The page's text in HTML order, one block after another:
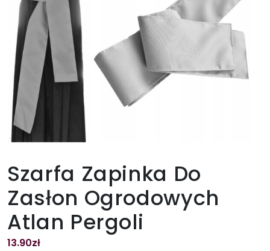
Szarfa Zapinka Do
Zasłon Ogrodowych
Atlan Pergoli
13.90zł